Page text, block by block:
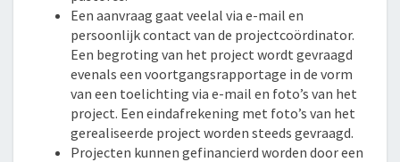
Een aanvraag gaat veelal via e-mail en
persoonlijk contact van de projectcoördinator.
Een begroting van het project wordt gevraagd
evenals een voortgangsrapportage in de vorm
van een toelichting via e-mail en foto’s van het
project. Een eindafrekening met foto’s van het
gerealiseerde project worden steeds gevraagd.
Projecten kunnen gefinancierd worden door een